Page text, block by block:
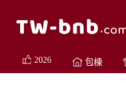
2026 包棟